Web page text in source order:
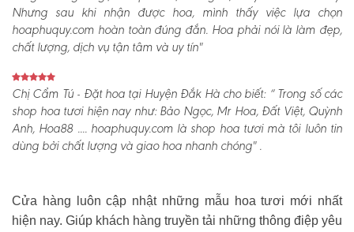
Nhưng sau khi nhận được hoa, mình thấy việc lựa chọn
hoaphuquy.com hoàn toàn đúng đắn. Hoa phải nói là làm đẹp,
chất lượng, dịch vụ tận tâm và uy tín"
Chị Cẩm Tú - Đặt hoa tại Huyện Đắk Hà cho biết:“ Trong số các
shop hoa tươi hiện nay như: Bảo Ngọc, Mr Hoa, Đất Việt, Quỳnh
Anh, Hoa88 .... hoaphuquy.com là shop hoa tươi mà tôi luôn tin
dùng bởi chất lượng và giao hoa nhanh chóng" .
Cửa hàng luôn cập nhật những mẫu hoa tươi mới nhất
hiện nay. Giúp khách hàng truyền tải những thông điệp yêu